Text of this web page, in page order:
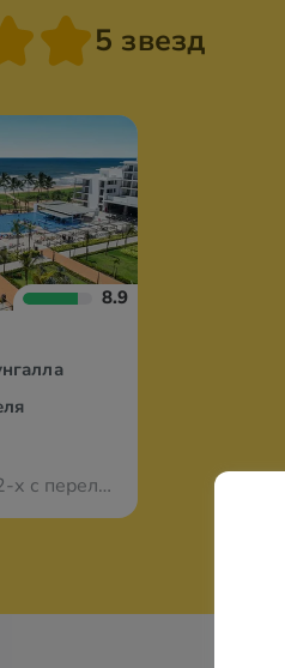
5 звезд
8.9
из Варшавы